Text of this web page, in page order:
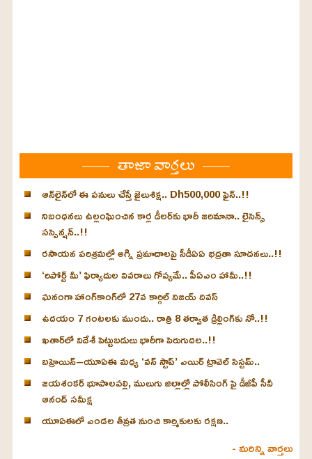
తాజా వార్తలు
ఆన్‌లైన్‌లో ఈ పనులు చేస్తే జైలుశిక్ష.. Dh500,000 ఫైన్..!!
నిబంధనలు ఉల్లంఘించిన కార్ల డీలర్‌కు భారీ జరిమానా.. లైసెన్స్
సస్పెన్షన్..!!
రసాయన పరిశ్రమల్లో అగ్ని ప్రమాదాలపై సీడీఏఏ భద్రతా సూచనలు..!!
‘రిపోర్ట్ మీ’ ఫిర్యాదుల వివరాలు గోప్యమే.. పీఏఎం హామీ..!!
ఘనంగా హాంగ్‌కాంగ్‌లో 27వ కార్గిల్ విజయ్ దివస్
ఉదయం 7 గంటలకు ముందు.. రాత్రి 8 తర్వాత డ్రిల్లింగ్‌కు నో..!!
ఖతార్‌లో విదేశీ పెట్టుబడులు భారీగా పెరుగుదల..!!
బహ్రెయిన్–యూఏఈ మధ్య ‘వన్ స్టాప్’ ఎయిర్ ట్రావెల్ సిస్టమ్..
జయశంకర్ భూపాలపల్లి, ములుగు జిల్లాల్లో పోలీసింగ్‌ పై డీజీపీ సీవీ
ఆనంద్ సమీక్ష
యూఏఈలో ఎండల తీవ్రత నుంచి కార్మికులకు రక్షణ..
- మరిన్ని వార్తలు